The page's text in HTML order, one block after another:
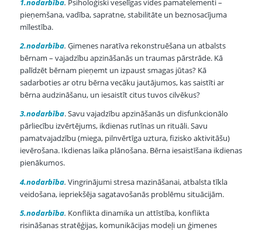
1.nodarbība. Psiholoģiski veselīgas vides pamatelementi –
pieņemšana, vadība, sapratne, stabilitāte un beznosacījuma
mīlestība.
2.nodarbība. Ģimenes naratīva rekonstruēšana un atbalsts
bērnam – vajadzību apzināšanās un traumas pārstrāde. Kā
palīdzēt bērnam pieņemt un izpaust smagas jūtas? Kā
sadarboties ar otru bērna vecāku jautājumos, kas saistīti ar
bērna audzināšanu, un iesaistīt citus tuvos cilvēkus?
3.nodarbība. Savu vajadzību apzināšanās un disfunkcionālo
pārliecību izvērtējums, ikdienas rutīnas un rituāli. Savu
pamatvajadzību (miega, pilnvērtīga uztura, fizisko aktivitāšu)
ievērošana. Ikdienas laika plānošana. Bērna iesaistīšana ikdienas
pienākumos.
4.nodarbība. Vingrinājumi stresa mazināšanai, atbalsta tīkla
veidošana, iepriekšēja sagatavošanās problēmu situācijām.
5.nodarbība. Konflikta dinamika un attīstība, konflikta
risināšanas stratēģijas, komunikācijas modeļi un ģimenes